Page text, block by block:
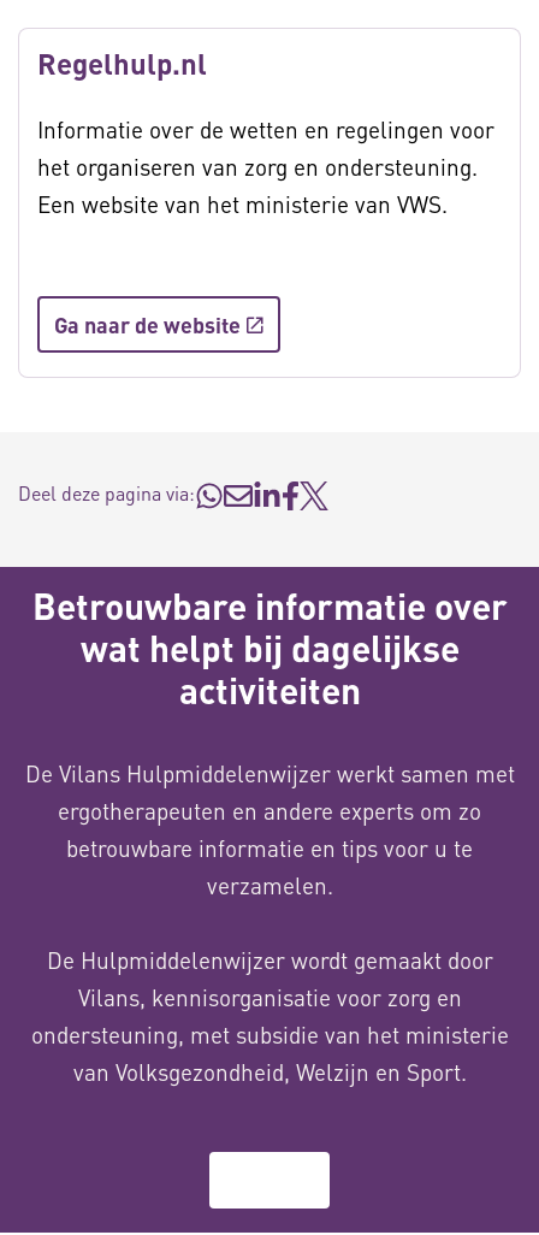
Regelhulp.nl
Informatie over de wetten en regelingen voor
het organiseren van zorg en ondersteuning.
Een website van het ministerie van VWS.
Ga naar de website
Deel deze pagina via:
Betrouwbare informatie over
wat helpt bij dagelijkse
activiteiten
De Vilans Hulpmiddelenwijzer werkt samen met
ergotherapeuten en andere experts om zo
betrouwbare informatie en tips voor u te
verzamelen.
De Hulpmiddelenwijzer wordt gemaakt door
Vilans, kennisorganisatie voor zorg en
ondersteuning, met subsidie van het ministerie
van Volksgezondheid, Welzijn en Sport.